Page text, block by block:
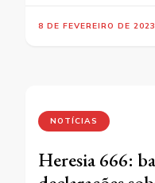
8 DE FEVEREIRO DE 2023
NOTÍCIAS
Heresia 666: